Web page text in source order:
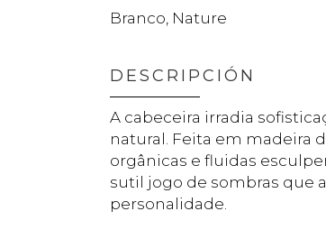
Branco, Nature
DESCRIPCIÓN
A cabeceira irradia
natural. Feita em madeira
orgânicas e fluidas
sutil jogo de sombras que
personalidade.